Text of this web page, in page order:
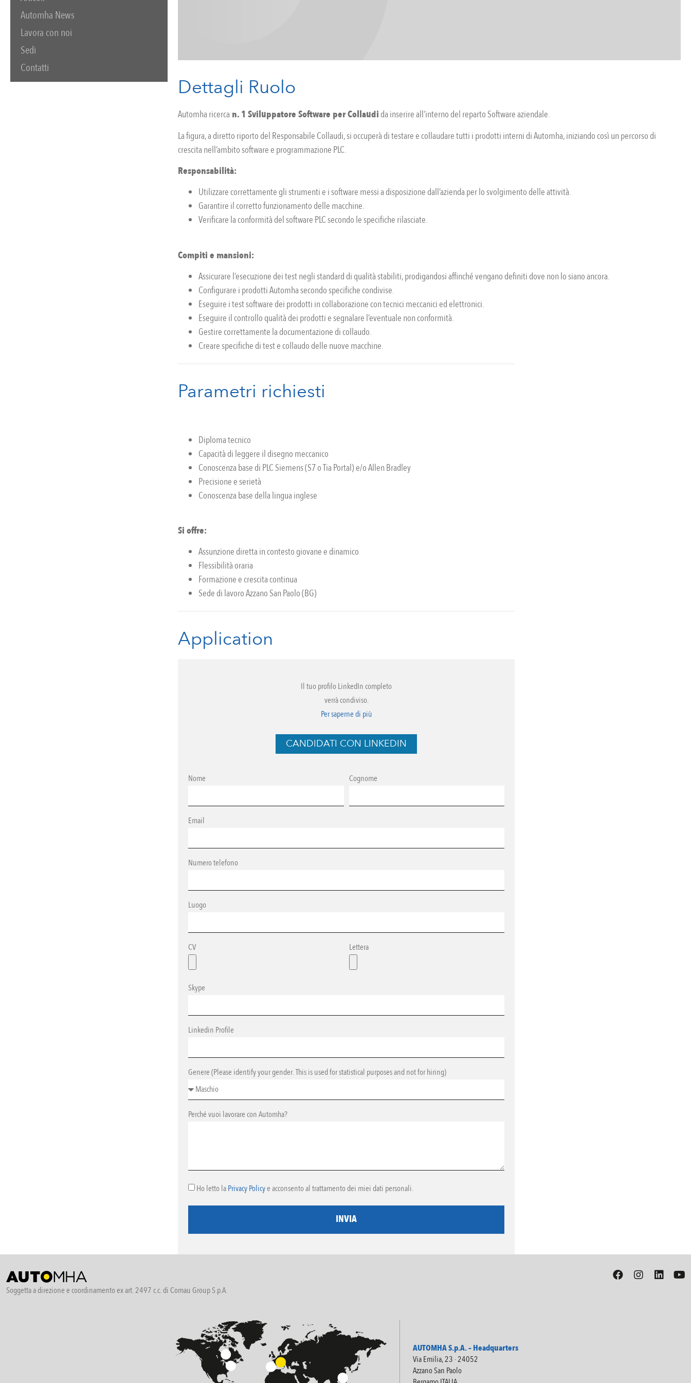
Automha News
Lavora con noi
Sedi
Contatti
Dettagli Ruolo
Automha ricerca n. 1 Sviluppatore Software per Collaudi da inserire all’interno del reparto Software aziendale.
La figura, a diretto riporto del Responsabile Collaudi, si occuperà di testare e collaudare tutti i prodotti interni di Automha, iniziando così un percorso di
crescita nell’ambito software e programmazione PLC.
Responsabilità:
Utilizzare correttamente gli strumenti e i software messi a disposizione dall’azienda per lo svolgimento delle attività.
Garantire il corretto funzionamento delle macchine.
Verificare la conformità del software PLC secondo le specifiche rilasciate.
Compiti e mansioni:
Assicurare l’esecuzione dei test negli standard di qualità stabiliti, prodigandosi affinché vengano definiti dove non lo siano ancora.
Configurare i prodotti Automha secondo specifiche condivise.
Eseguire i test software dei prodotti in collaborazione con tecnici meccanici ed elettronici.
Eseguire il controllo qualità dei prodotti e segnalare l’eventuale non conformità.
Gestire correttamente la documentazione di collaudo.
Creare specifiche di test e collaudo delle nuove macchine.
Parametri richiesti
Diploma tecnico
Capacità di leggere il disegno meccanico
Conoscenza base di PLC Siemens (S7 o Tia Portal) e/o Allen Bradley
Precisione e serietà
Conoscenza base della lingua inglese
Si offre:
Assunzione diretta in contesto giovane e dinamico
Flessibilità oraria
Formazione e crescita continua
Sede di lavoro Azzano San Paolo (BG)
Application
Il tuo profilo LinkedIn completo
verrà condiviso.
Per saperne di più
CANDIDATI CON LINKEDIN
Nome Cognome
Email
Numero telefono
Luogo
CV Lettera
Skype
Linkedin Profile
Genere (Please identify your gender. This is used for statistical purposes and not for hiring)
Perché vuoi lavorare con Automha?
Ho letto laPrivacy Policye acconsento al trattamento dei miei dati personali.
INVIA
Soggetta a direzione e coordinamento ex art. 2497 c.c. di Comau Group S.p.A.
AUTOMHA S.p.A. – Headquarters
Via Emilia, 23 · 24052
Azzano San Paolo